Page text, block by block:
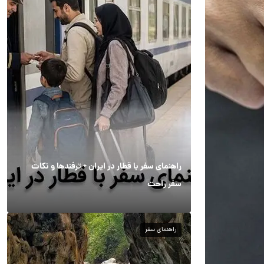
راهنمای سفر با قطار در ایران + ترفندها و نکات
سفر راحت
راهنمای سفر